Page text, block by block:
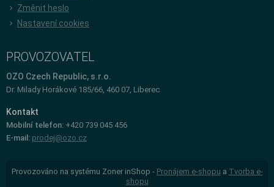
Změnit heslo
Nastavení cookies
PROVOZOVATEL
OZO Czech Republic, s.r.o.
Dr. Milady Horákové 185/66, 460 07, Liberec
Kontakt
Mobilní telefon: +420 739 045 456
E-mail: prodej@ozo.cz
Provozováno na systému Zoner inShop - Pronájem e-shopu a Tvorba e-
shopu